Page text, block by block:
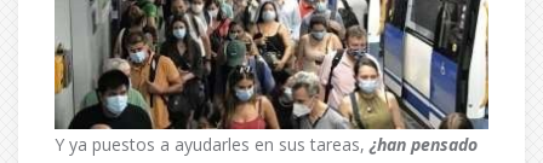
Y ya puestos a ayudarles en sus tareas,¿han pensado